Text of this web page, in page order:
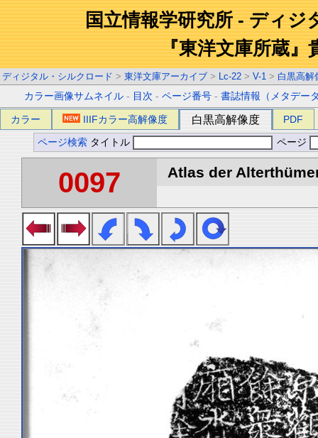
国立情報学研究所 - ディジ
『東洋文庫所蔵』
ディジタル・シルクロード > 東洋文庫アーカイブ > Lc-22 > V-1 > 白黒高解
カラー画像サムネイル - 目次 -ページ番号 -書誌情報（メタデー
カラー IIIFカラー高解像度 白黒高解像度 PDF
ページ検索 タイトル ページ
0097 Atlas der